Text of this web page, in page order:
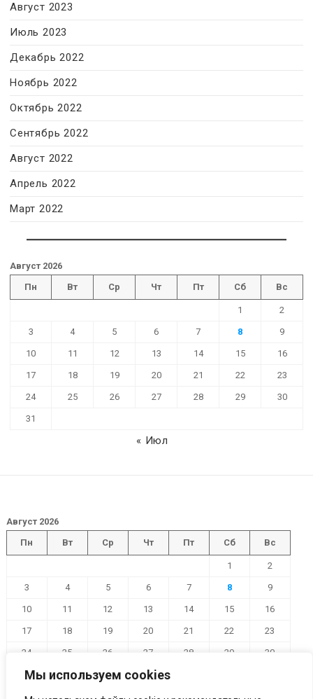
Мы используем cookies
Август 2023
Июль 2023
Декабрь 2022
Ноябрь 2022
Октябрь 2022
Сентябрь 2022
Август 2022
Апрель 2022
Март 2022
Август 2026
Пн
Вт Ср Чт Пт Сб Вс
1 2
3 4 5 6 7 8 9
10 11 12 13 14 15 16
17 18 19 20 21 22 23
24 25 26 27 28 29 30
31
« Июл
Август 2026
Пн
Вт Ср Чт Пт Сб Вс
1 2
3 4 5 6 7 8 9
10 11 12 13 14 15 16
17 18 19 20 21 22 23
24 25 26 27 28 29 30
31
« Июл